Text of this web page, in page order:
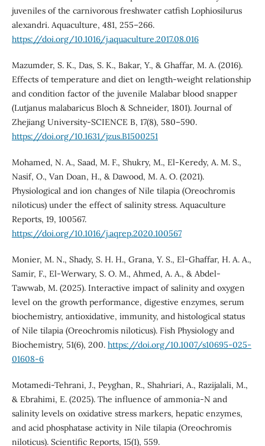
juveniles of the carnivorous freshwater catfish Lophiosilurus
alexandri. Aquaculture, 481, 255–266.
https://doi.org/10.1016/j.aquaculture.2017.08.016
Mazumder, S. K., Das, S. K., Bakar, Y., & Ghaffar, M. A. (2016).
Effects of temperature and diet on length-weight relationship
and condition factor of the juvenile Malabar blood snapper
(Lutjanus malabaricus Bloch & Schneider, 1801). Journal of
Zhejiang University-SCIENCE B, 17(8), 580–590.
https://doi.org/10.1631/jzus.B1500251
Mohamed, N. A., Saad, M. F., Shukry, M., El-Keredy, A. M. S.,
Nasif, O., Van Doan, H., & Dawood, M. A. O. (2021).
Physiological and ion changes of Nile tilapia (Oreochromis
niloticus) under the effect of salinity stress. Aquaculture
Reports, 19, 100567.
https://doi.org/10.1016/j.aqrep.2020.100567
Monier, M. N., Shady, S. H. H., Grana, Y. S., El-Ghaffar, H. A. A.,
Samir, F., El-Werwary, S. O. M., Ahmed, A. A., & Abdel-
Tawwab, M. (2025). Interactive impact of salinity and oxygen
level on the growth performance, digestive enzymes, serum
biochemistry, antioxidative, immunity, and histological status
of Nile tilapia (Oreochromis niloticus). Fish Physiology and
Biochemistry, 51(6), 200. https://doi.org/10.1007/s10695-025-
01608-6
Motamedi-Tehrani, J., Peyghan, R., Shahriari, A., Razijalali, M.,
& Ebrahimi, E. (2025). The influence of ammonia-N and
salinity levels on oxidative stress markers, hepatic enzymes,
and acid phosphatase activity in Nile tilapia (Oreochromis
niloticus). Scientific Reports, 15(1), 559.